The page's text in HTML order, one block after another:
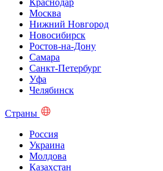
Краснодар
Москва
Нижний Новгород
Новосибирск
Ростов-на-Дону
Самара
Санкт-Петербург
Уфа
Челябинск
Страны
Россия
Украина
Молдова
Казахстан